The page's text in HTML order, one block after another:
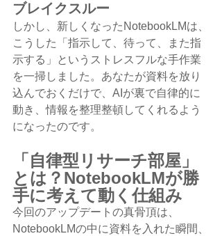
ブレイクスルー
しかし、新しくなったNotebookLMは、
こうした「指示して、待って、また指
示する」というストレスフルな手作業
を一掃しました。あなたが資料を放り
込んでおくだけで、AIが裏で自律的に
動き、情報を整理整頓してくれるよう
になったのです。
「自律型リサーチ部屋」
とは？NotebookLMが勝
手に考えて動く仕組み
今回のアップデートの真骨頂は、
NotebookLMの中に資料を入れた瞬間、